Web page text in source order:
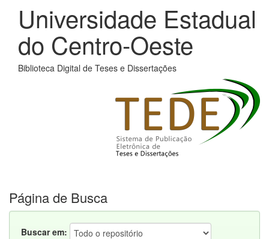
Universidade Estadual
do Centro-Oeste
Biblioteca Digital de Teses e Dissertações
Página de Busca
Buscar em: